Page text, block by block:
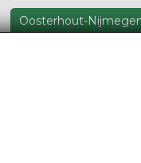
Oosterhout-